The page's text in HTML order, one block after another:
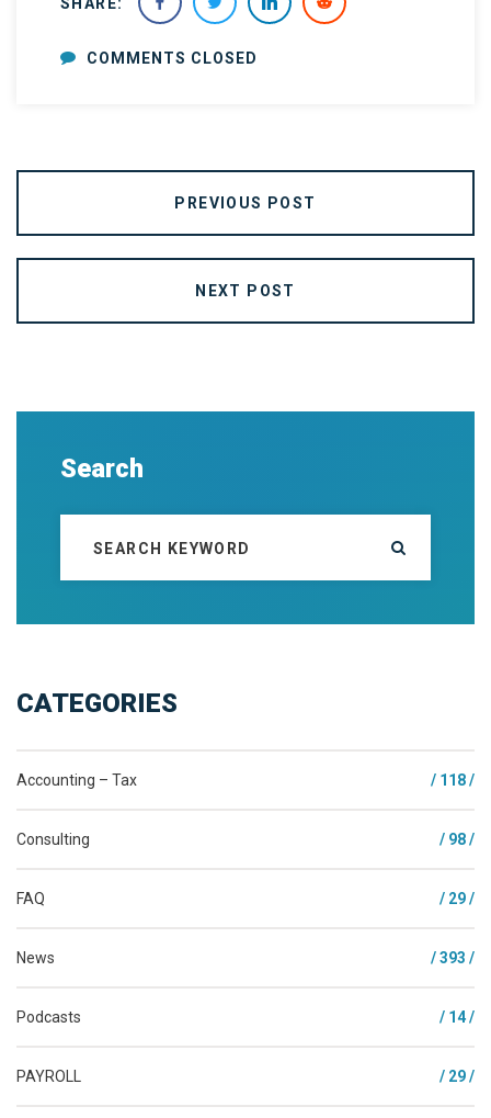
COMMENTS CLOSED
PREVIOUS POST
NEXT POST
Search
CATEGORIES
Accounting – Tax / 118 /
Consulting / 98 /
FAQ / 29 /
News / 393 /
Podcasts / 14 /
PAYROLL / 29 /